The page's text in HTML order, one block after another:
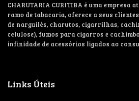
CHARUTARIA CURITIBA é uma empresa
ramo de tabacaria, oferece a seus
de narguilés, charutos, cigarrilhas,
celulose), fumos para cigarros e
infinidade de acessórios ligados ao
Links Úteis